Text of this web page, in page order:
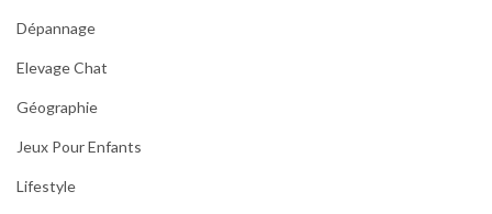
Dépannage
Elevage Chat
Géographie
Jeux Pour Enfants
Lifestyle